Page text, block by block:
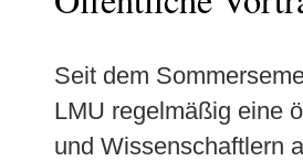
Seit dem
LMU regelmäßig eine
und Wissenschaftlern